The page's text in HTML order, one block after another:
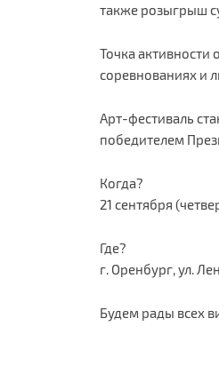
также розыгрыш
Точка активности
соревнованиях и
Арт-фестиваль
победителем
Когда?
21 сентября
Где?
г. Оренбург, ул.
Будем рады всех